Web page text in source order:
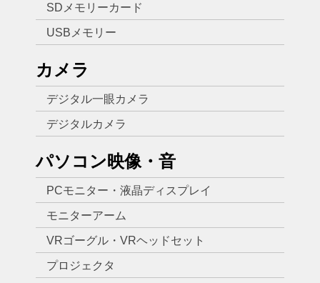
SDメモリーカード
USBメモリー
カメラ
デジタル一眼カメラ
デジタルカメラ
パソコン映像・音
PCモニター・液晶ディスプレイ
モニターアーム
VRゴーグル・VRヘッドセット
プロジェクタ